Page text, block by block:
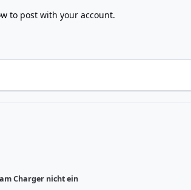
to post with your account.
Charger nicht ein